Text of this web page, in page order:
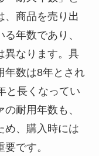
、商品を売り出
年数であり、
異なります。具
年数は8年とされ
と長くなってい
耐用年数も、
め、購入時には
です。